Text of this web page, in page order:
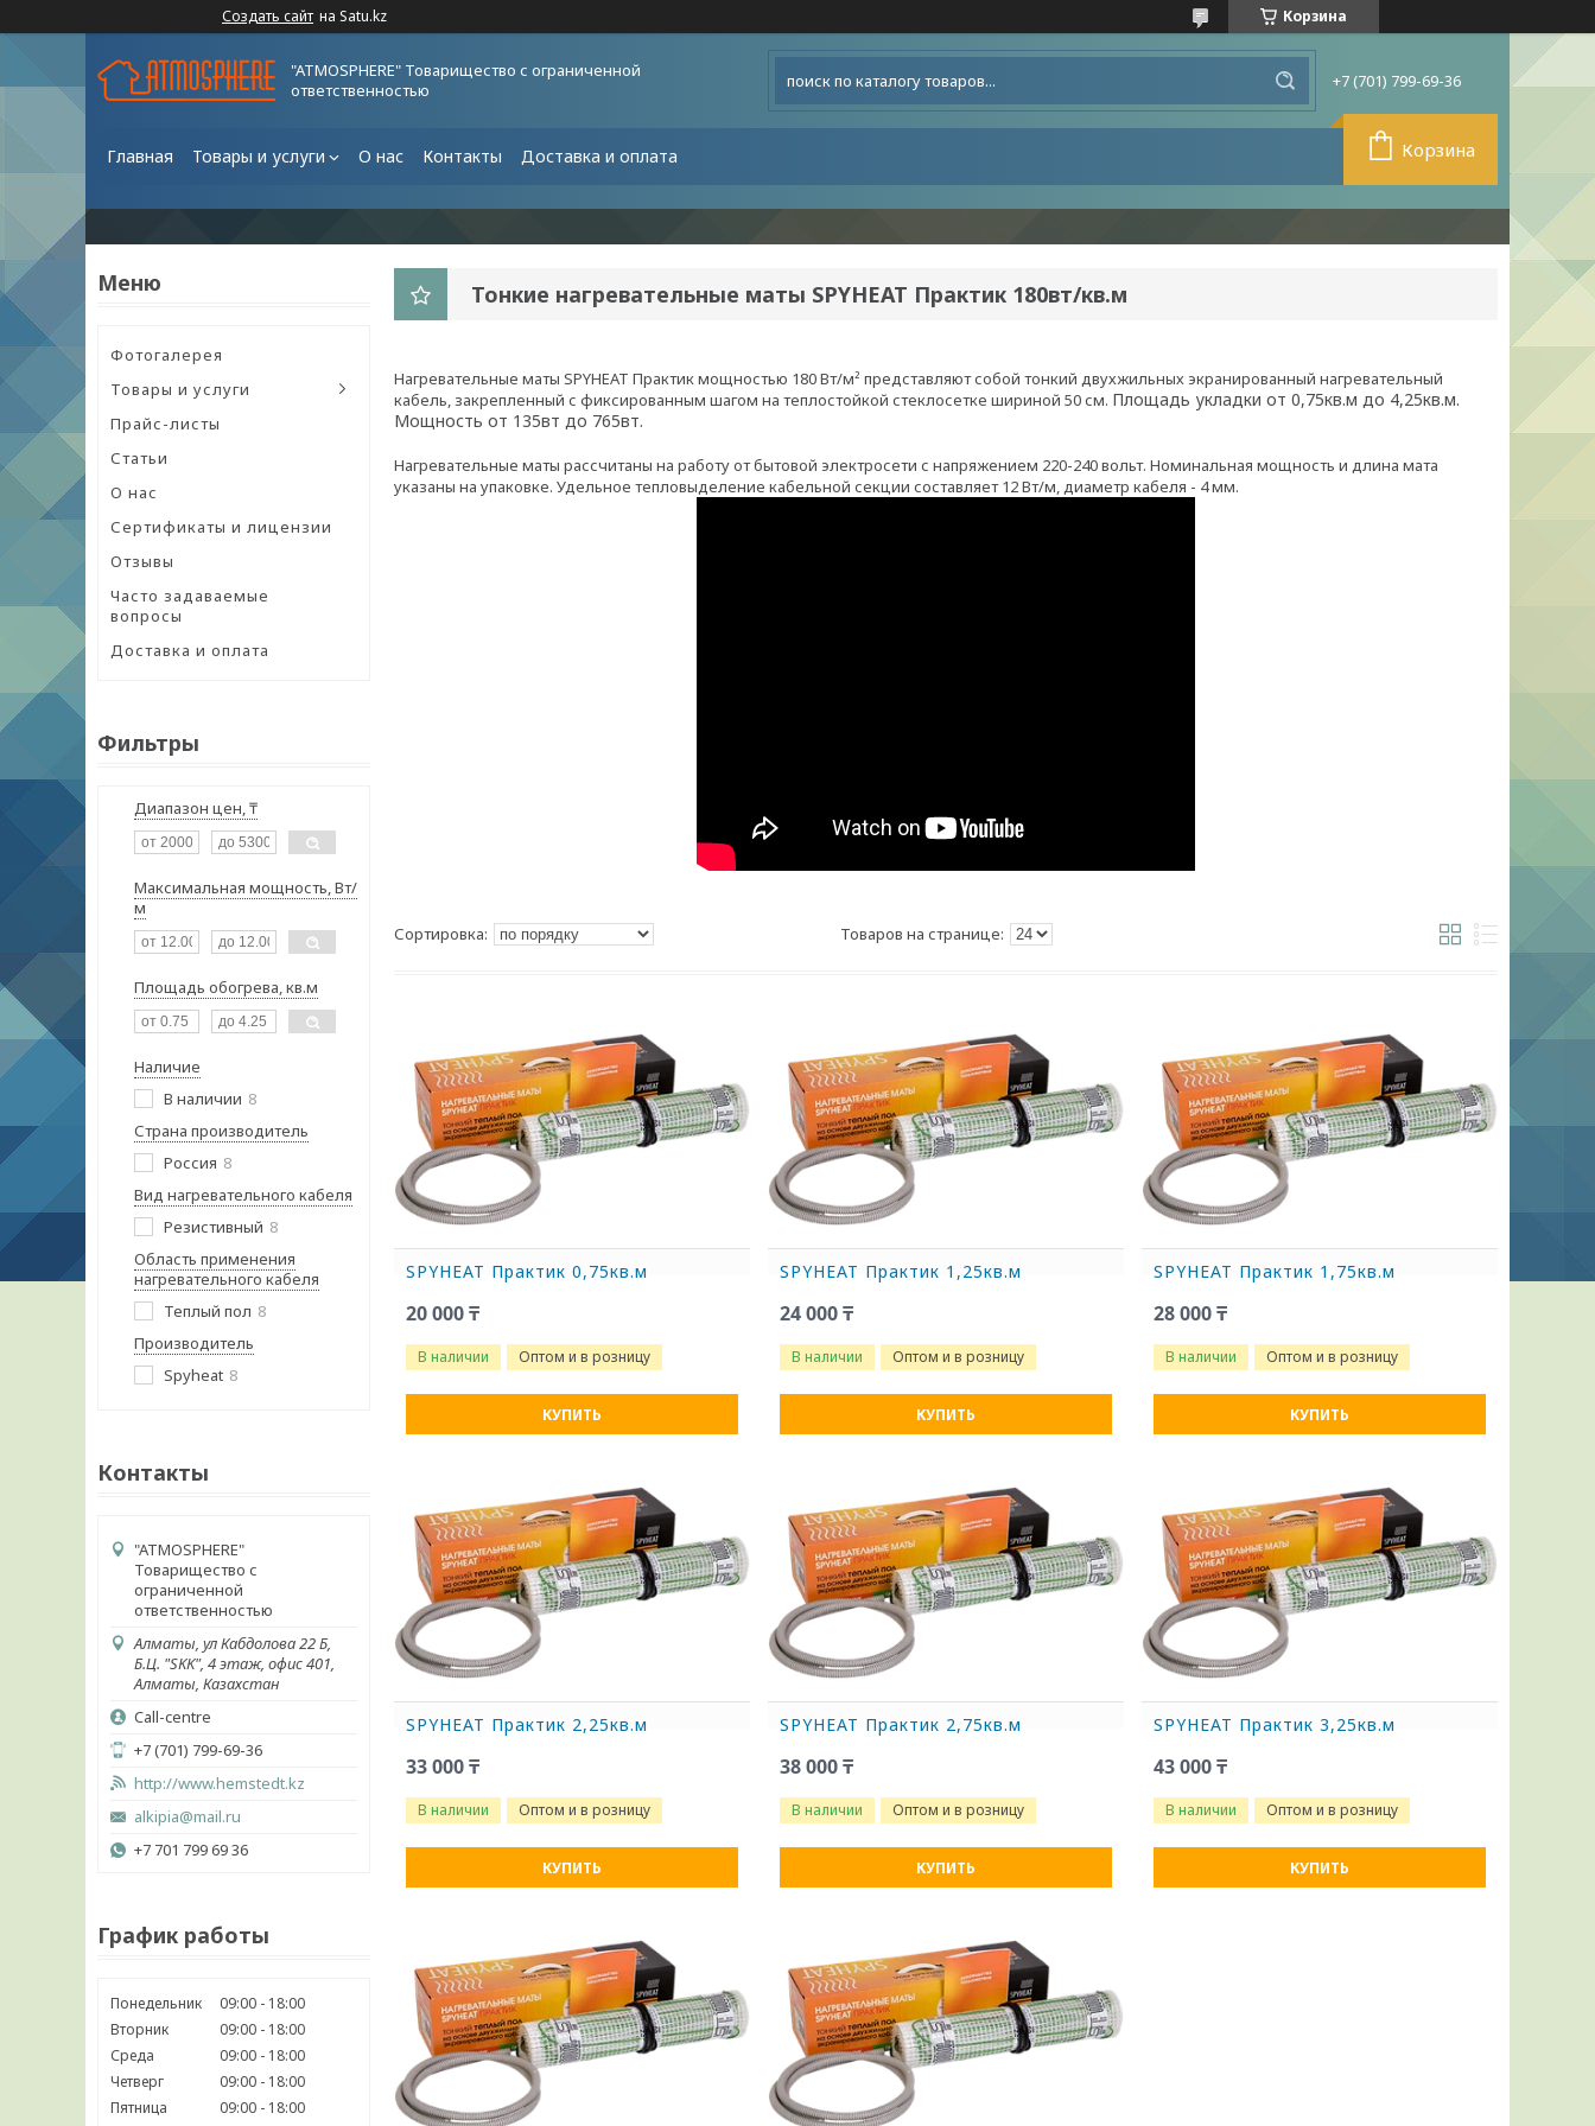
Создать сайт на Satu.kz Корзина
"ATMOSPHERE" Товарищество с ограниченной
ответственностью
+7 (701) 799-69-36
Главная Товары и услуги О нас Контакты Доставка и оплата Корзина
Фотогалерея
Товары и услуги
Прайс-листы
Статьи
О нас
Сертификаты и лицензии
Отзывы
Часто задаваемые
вопросы
Доставка и оплата
Фильтры
Диапазон цен, ₸
Максимальная мощность, Вт/
м
Площадь обогрева, кв.м
Наличие
В наличии 8
Страна производитель
Россия 8
Вид нагревательного кабеля
Резистивный 8
Область применения
нагревательного кабеля
Теплый пол 8
Производитель
Spyheat 8
Контакты
"ATMOSPHERE"
Товарищество с
ограниченной
ответственностью
Алматы, ул Кабдолова 22 Б,
Б.Ц. "SKK", 4 этаж, офис 401,
Алматы, Казахстан
Call-centre
+7 (701) 799-69-36
http://www.hemstedt.kz
alkipia@mail.ru
+7 701 799 69 36
График работы
Понедельник 09:00
18:00
Вторник
09:00
18:00
Среда
09:00
18:00
Четверг
09:00
18:00
Пятница
09:00
18:00
Тонкие нагревательные маты SPYHEAT Практик 180вт/кв.м
Нагревательные маты SPYHEAT Практик мощностью 180 Вт/м² представляют собой тонкий двухжильных экранированный нагревательный
кабель, закрепленный с фиксированным шагом на теплостойкой стеклосетке шириной 50 см. Площадь укладки от 0,75кв.м до 4,25кв.м.
Мощность от 135вт до 765вт.
Нагревательные маты рассчитаны на работу от бытовой электросети с напряжением 220-240 вольт. Номинальная мощность и длина мата
указаны на упаковке. Удельное тепловыделение кабельной секции составляет 12 Вт/м, диаметр кабеля - 4 мм.
SPYHEAT Практик 0,75кв.м
20 000 ₸
В наличии Оптом и в розницу
КУПИТЬ
SPYHEAT Практик 1,25кв.м
24 000 ₸
В наличии Оптом и в розницу
КУПИТЬ
SPYHEAT Практик 1,75кв.м
28 000 ₸
В наличии Оптом и в розницу
КУПИТЬ
SPYHEAT Практик 2,25кв.м
33 000 ₸
В наличии Оптом и в розницу
КУПИТЬ
SPYHEAT Практик 2,75кв.м
38 000 ₸
В наличии Оптом и в розницу
КУПИТЬ
SPYHEAT Практик 3,25кв.м
43 000 ₸
В наличии Оптом и в розницу
КУПИТЬ